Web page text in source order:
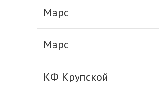
Марс
Марс
КФ Крупской